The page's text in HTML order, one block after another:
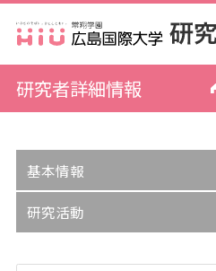
研究者詳細情報
基本情報
研究活動